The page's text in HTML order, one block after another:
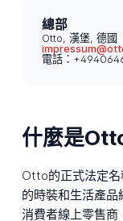
總部
Otto, 漢堡, 德國
電話：
什麼是
Otto的正式法定名
的時裝和生活產
消費者線上零售